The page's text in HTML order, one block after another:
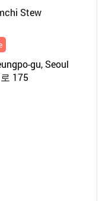
Stew
gu, Seoul
175